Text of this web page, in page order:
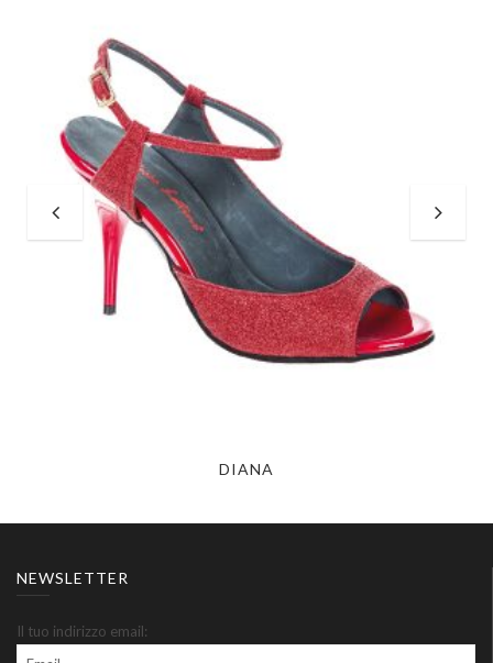
DIANA
NEWSLETTER
Il tuo indirizzo email: